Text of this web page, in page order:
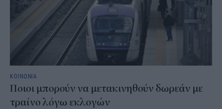
ΚΟΙΝΩΝΙΑ
Ποιοι μπορούν να μετακινηθούν δωρεάν με
τραίνο λόγω εκλογών